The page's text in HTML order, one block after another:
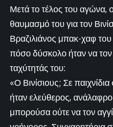
Μετά το τέλος του αγώνα,
θαυμασμό του για τον
Βραζιλιάνος μπακ-χαφ
πόσο δύσκολο ήταν να τον
ταχύτητάς του:
«Ο Βινίσιους; Σε
ήταν ελεύθερος,
μπορούσα ούτε να τον